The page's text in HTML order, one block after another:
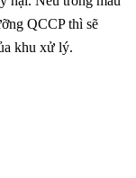
QCCP thì sẽ
khu xử lý.